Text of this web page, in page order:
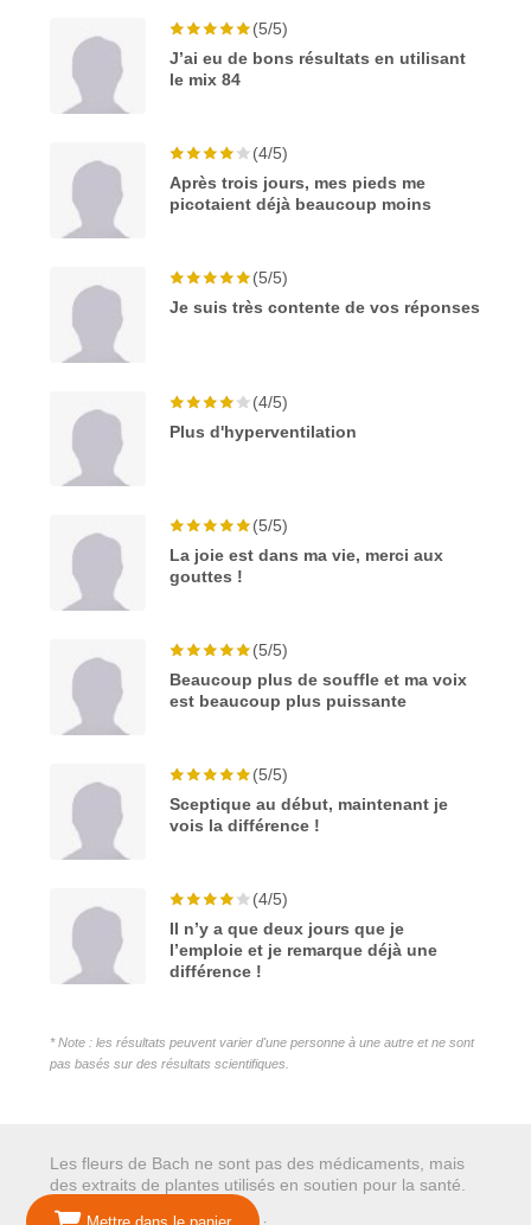
(5/5)
J’ai eu de bons résultats en utilisant
le mix 84
(4/5)
Après trois jours, mes pieds me
picotaient déjà beaucoup moins
(5/5)
Je suis très contente de vos réponses
(4/5)
Plus d'hyperventilation
(5/5)
La joie est dans ma vie, merci aux
gouttes !
(5/5)
Beaucoup plus de souffle et ma voix
est beaucoup plus puissante
(5/5)
Sceptique au début, maintenant je
vois la différence !
(4/5)
Il n’y a que deux jours que je
l’emploie et je remarque déjà une
différence !
* Note : les résultats peuvent varier d'une personne à une autre et ne sont
pas basés sur des résultats scientifiques.
Les fleurs de Bach ne sont pas des médicaments, mais
des extraits de plantes utilisés en soutien pour la santé.